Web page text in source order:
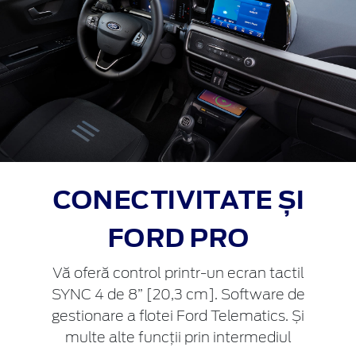
CONECTIVITATE ȘI
FORD PRO
Vă oferă control printr-un ecran tactil
SYNC 4 de 8” [20,3 cm]. Software de
gestionare a flotei Ford Telematics. Și
multe alte funcții prin intermediul